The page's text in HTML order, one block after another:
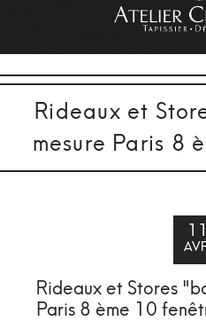
Rideaux et
mesure Paris 8
11
Rideaux et Stores
Paris 8 ème 10